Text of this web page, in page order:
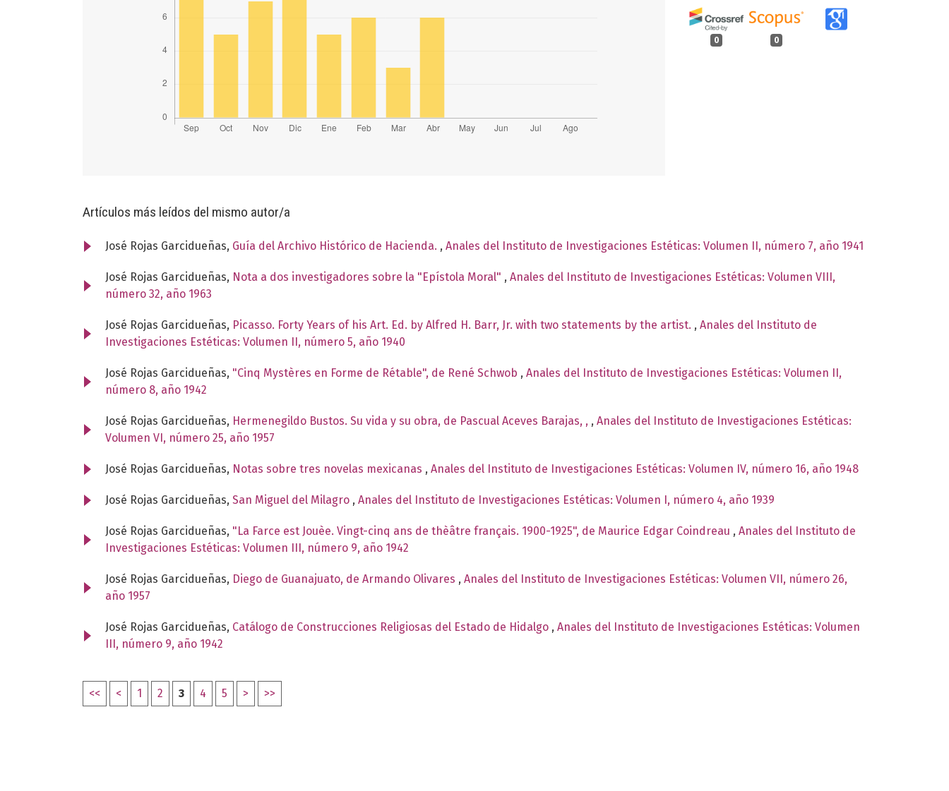
0 0
Artículos más leídos del mismo autor/a
José Rojas Garcidueñas, Guía del Archivo Histórico de Hacienda. , Anales del Instituto de Investigaciones Estéticas: Volumen II, número 7, año 1941
José Rojas Garcidueñas, Nota a dos investigadores sobre la "Epístola Moral" , Anales del Instituto de Investigaciones Estéticas: Volumen VIII,
número 32, año 1963
José Rojas Garcidueñas, Picasso. Forty Years of his Art. Ed. by Alfred H. Barr, Jr. with two statements by the artist. , Anales del Instituto de
Investigaciones Estéticas: Volumen II, número 5, año 1940
José Rojas Garcidueñas, "Cinq Mystères en Forme de Rétable", de René Schwob , Anales del Instituto de Investigaciones Estéticas: Volumen II,
número 8, año 1942
José Rojas Garcidueñas, Hermenegildo Bustos. Su vida y su obra, de Pascual Aceves Barajas, , , Anales del Instituto de Investigaciones Estéticas:
Volumen VI, número 25, año 1957
José Rojas Garcidueñas, Notas sobre tres novelas mexicanas , Anales del Instituto de Investigaciones Estéticas: Volumen IV, número 16, año 1948
José Rojas Garcidueñas, San Miguel del Milagro , Anales del Instituto de Investigaciones Estéticas: Volumen I, número 4, año 1939
José Rojas Garcidueñas, "La Farce est Jouèe. Vingt-cinq ans de thèâtre français. 1900-1925", de Maurice Edgar Coindreau , Anales del Instituto de
Investigaciones Estéticas: Volumen III, número 9, año 1942
José Rojas Garcidueñas, Diego de Guanajuato, de Armando Olivares , Anales del Instituto de Investigaciones Estéticas: Volumen VII, número 26,
año 1957
José Rojas Garcidueñas, Catálogo de Construcciones Religiosas del Estado de Hidalgo , Anales del Instituto de Investigaciones Estéticas: Volumen
III, número 9, año 1942
<< < 1 2 3 4 5 > >>